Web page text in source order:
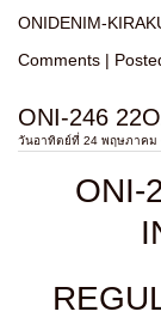
ONIDENIM-
Comments |
ONI-246
วันอาทิตย์ที่ 24 พฤษภาคม
ONI-